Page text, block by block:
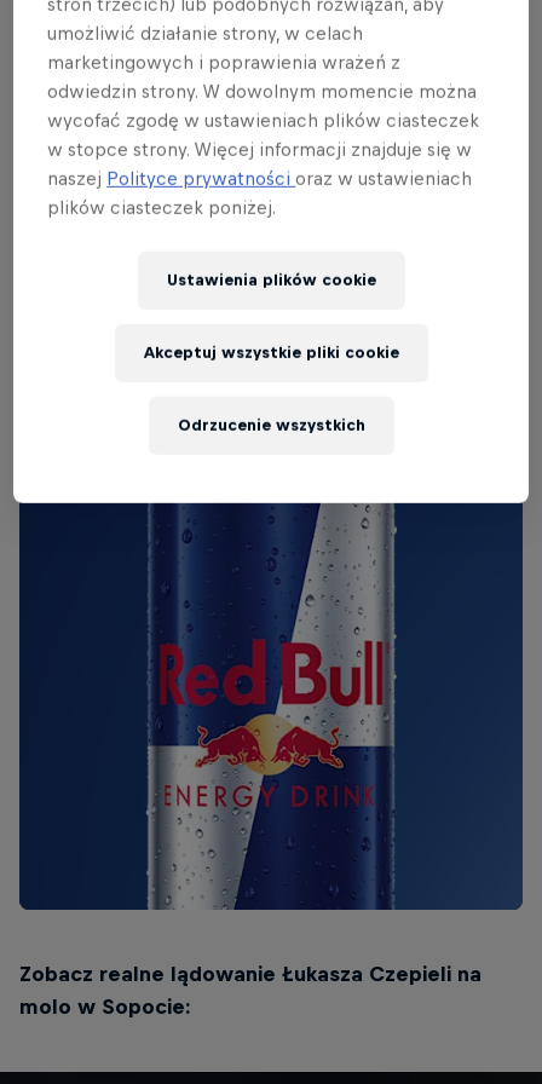
2020. Zbierając materiały referencyjne (screenshoty
z filmów z mola w Kołobrzegu) na YouTube pojawił
mi się film z lądowaniem na Sopockim molo, więc
narodził się pomysł, czy by go nie zrobić jako
następny dodatek” – powiedział MLORD.
Red Bull Energy Drink
Dowiedz się więcej
Zobacz realne lądowanie Łukasza Czepieli na
molo w Sopocie:
umożliwić działanie strony, w celach
marketingowych i poprawienia wrażeń z
odwiedzin strony. W dowolnym momencie można
wycofać zgodę w ustawieniach plików ciasteczek
w stopce strony. Więcej informacji znajduje się w
naszej Polityce prywatnościoraz w ustawieniach
plików ciasteczek poniżej.
Ustawienia plików cookie
Odrzucenie wszystkich
Akceptuj wszystkie pliki cookie